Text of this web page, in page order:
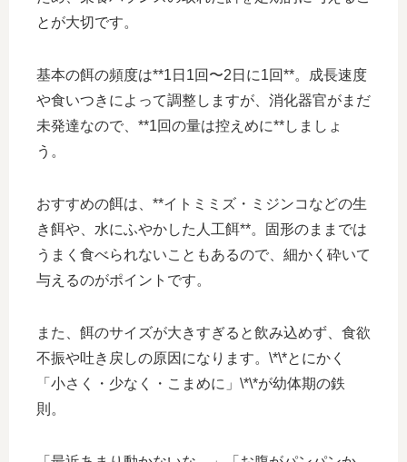
とが大切です。
基本の餌の頻度は**1日1回〜2日に1回**。成長速度
や食いつきによって調整しますが、消化器官がまだ
未発達なので、**1回の量は控えめに**しましょ
う。
おすすめの餌は、**イトミミズ・ミジンコなどの生
き餌や、水にふやかした人工餌**。固形のままでは
うまく食べられないこともあるので、細かく砕いて
与えるのがポイントです。
また、餌のサイズが大きすぎると飲み込めず、食欲
不振や吐き戻しの原因になります。\*\*とにかく
「小さく・少なく・こまめに」\*\*が幼体期の鉄
則。